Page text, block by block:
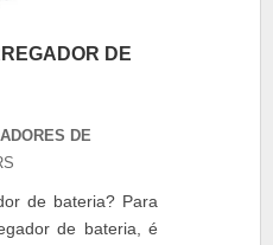
DE
DE
de bateria? Para
de bateria, é